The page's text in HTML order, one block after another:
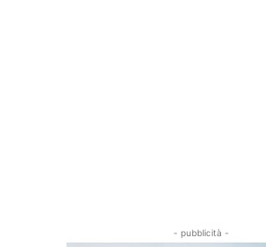
- pubblicità -